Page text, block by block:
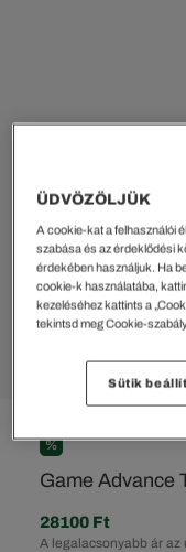
%
Game Advance
A legalacsonyabb ár
28100 Ft
ÜDVÖZÖLJÜK
A cookie-kat a felhasználói
szabása és az érdeklődési
érdekében használjuk. Ha
cookie-k használatába,
kezeléséhez kattints a
tekintsd meg Cookie-
Sütik